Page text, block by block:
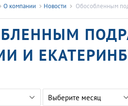
О компании Новости Обособленным
И
Выберите месяц